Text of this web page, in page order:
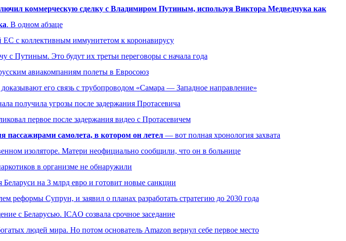
коммерческую сделку с Владимиром Путиным, используя Виктора Медведчука как
. В одном абзаце
ЕС с коллективным иммунитетом к коронавирусу
с Путиным. Это будут их третьи переговоры с начала года
авиакомпаниям полеты в Евросоюз
его связь с трубопроводом «Самара — Западное направление»
получила угрозы после задержания Протасевича
первое после задержания видео с Протасевичем
самолета, в котором он летел — вот полная хронология захвата
изоляторе. Матери неофициально сообщили, что он в больнице
в организме не обнаружили
на 3 млрд евро и готовит новые санкции
реформы Супрун, и заявил о планах разработать стратегию до 2030 года
с Беларусью. ICAO созвала срочное заседание
людей мира. Но потом основатель Amazon вернул себе первое место